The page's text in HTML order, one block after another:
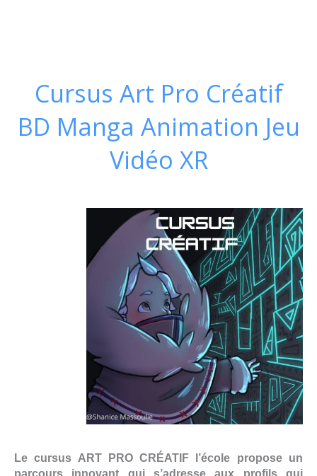
Cursus Art Pro Créatif
BD Manga Animation Jeu
Vidéo XR
Le cursus ART PRO CRÉATIF l’école propose un
parcours innovant qui s’adresse aux profils qui